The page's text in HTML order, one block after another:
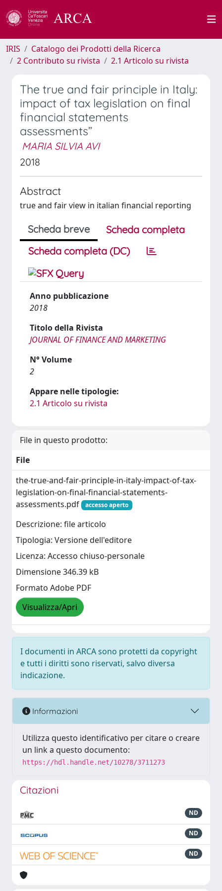
IRIS
Catalogo dei Prodotti della Ricerca
2 Contributo su rivista
2.1 Articolo su rivista
The true and fair principle in Italy:
impact of tax legislation on final
financial statements
assessments”
MARIA SILVIA AVI
2018
Abstract
true and fair view in italian financial reporting
Scheda breve
Scheda completa
Scheda completa (DC)
Anno pubblicazione
2018
Titolo della Rivista
JOURNAL OF FINANCE AND MARKETING
N° Volume
2
Appare nelle tipologie:
2.1 Articolo su rivista
File in questo prodotto:
File
the-true-and-fair-principle-in-italy-impact-of-tax-
legislation-on-final-financial-statements-
assessments.pdf
accesso aperto
Descrizione: file articolo
Tipologia: Versione dell'editore
Licenza: Accesso chiuso-personale
Dimensione 346.39 kB
Formato Adobe PDF
Visualizza/Apri
I documenti in ARCA sono protetti da copyright
e tutti i diritti sono riservati, salvo diversa
indicazione.
Informazioni
Utilizza questo identificativo per citare o creare
un link a questo documento:
https://hdl.handle.net/10278/3711273
Citazioni
ND
ND
ND